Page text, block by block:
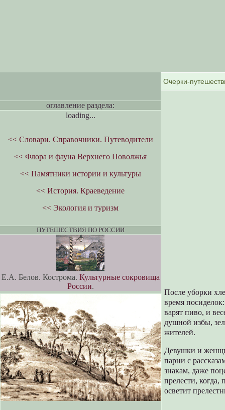
После уборки
время
варят пиво, и
душной избы,
жителей.
Девушки и
парни с
знакам, даже
прелести,
осветит
оглавление раздела:
loading...
<< Словари. Справочники. Путеводители
<< Флора и фауна Верхнего Поволжья
<< Памятники истории и культуры
<< История. Краеведение
<< Экология и туризм
ПУТЕШЕСТВИЯ ПО РОССИИ
Е.А. Белов. Кострома. Культурные сокровища
России.